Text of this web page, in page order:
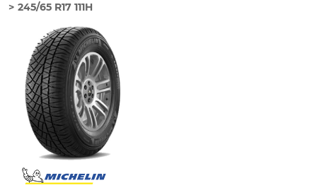
245/65 R17 111H